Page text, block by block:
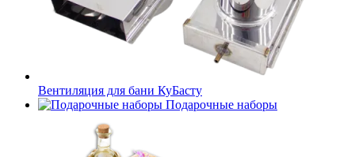
Вентиляция для бани КуБасту
Подарочные наборы